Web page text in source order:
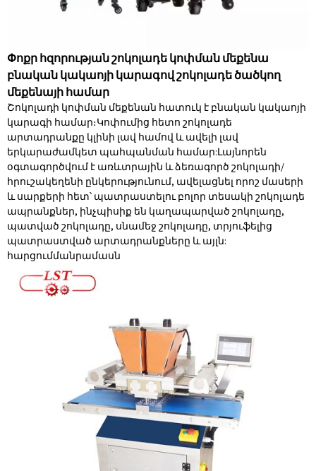
Փոքր հզորության շոկոլադե կոփման մեքենա
բնական կակաոյի կարագով շոկոլադե ծածկող
մեքենայի համար
Շոկոլադի կոփման մեքենան հատուկ է բնական կակաոյի
կարագի համար։Կոփումից հետո շոկոլադե
արտադրանքը կլինի լավ համով և ավելի լավ
երկարաժամկետ պահպանման համար:Լայնորեն
օգտագործվում է առևտրային և ձեռագործ շոկոլադի/
հրուշակեղենի ընկերությունում, ավելացնել որոշ մասերի
և սարքերի հետ՝ պատրաստելու բոլոր տեսակի շոկոլադե
ապրանքներ, ինչպիսիք են կաղապարված շոկոլադը,
պատված շոկոլադը, սնամեջ շոկոլադը, տրյուֆելից
պատրաստված արտադրանքները և այլն:
հարցումմանրամասն